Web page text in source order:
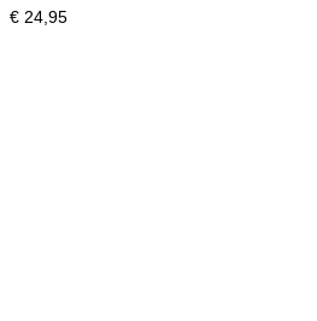
€ 24,95